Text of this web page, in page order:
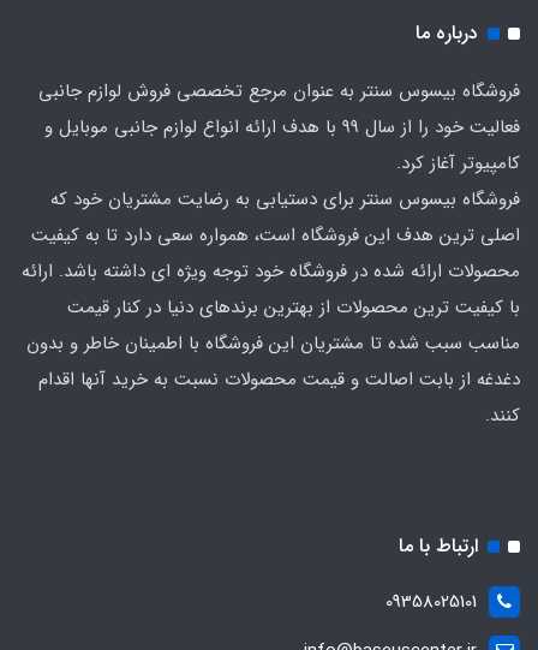
درباره ما
فروشگاه بیسوس سنتر به عنوان مرجع تخصصی فروش لوازم جانبی
فعالیت خود را از سال 99 با هدف ارائه انواع لوازم جانبی موبایل و
کامپیوتر آغاز کرد.
فروشگاه بیسوس سنتر برای دستیابی به رضایت مشتریان خود که
اصلی‌ ترین هدف این فروشگاه است، همواره سعی دارد تا به کیفیت
محصولات ارائه شده در فروشگاه خود توجه ویژه ای داشته باشد. ارائه
با کیفیت‌ ترین محصولات از بهترین برندهای دنیا در کنار قیمت
مناسب سبب شده تا مشتریان این فروشگاه با اطمینان خاطر و بدون
دغدغه از بابت اصالت و قیمت محصولات نسبت به خرید آنها اقدام
کنند.
ارتباط با ما
09358025101